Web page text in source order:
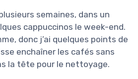
semaines, dans un
cappuccinos le week-end.
donc j’ai quelques points de
enchaîner les cafés sans
la tête pour le nettoyage.